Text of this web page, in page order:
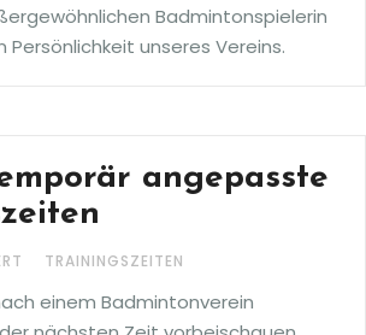
Badmintonspielerin
unseres Vereins.
angepasste
TRAININGSZEITEN
einem Badmintonverein